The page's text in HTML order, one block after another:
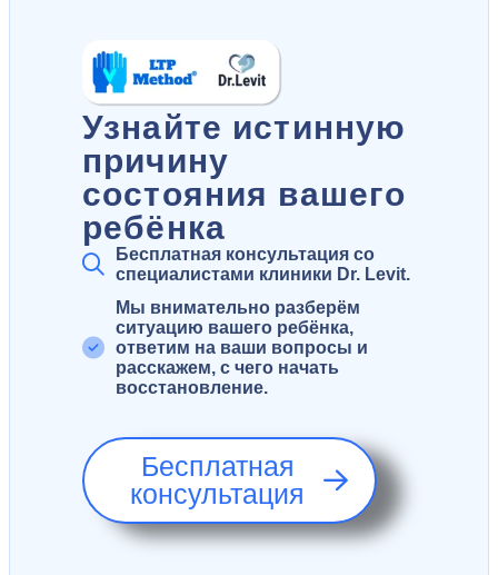
Узнайте истинную
причину
состояния вашего
ребёнка
Бесплатная консультация со
специалистами клиники Dr. Levit.
Мы внимательно разберём
ситуацию вашего ребёнка,
ответим на ваши вопросы и
расскажем, с чего начать
восстановление.
Бесплатная
консультация